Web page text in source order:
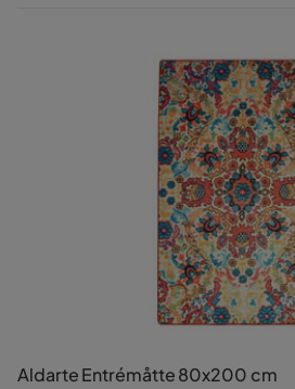
Aldarte Entrémåtte 80x200 cm